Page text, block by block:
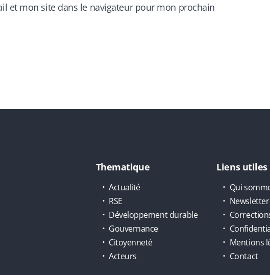
et mon site dans le navigateur pour mon prochain
Thematique
Actualité
RSE
Développement durable
Gouvernance
Citoyenneté
Acteurs
Liens utiles
Qui
Newsletter
Mentions
Contact